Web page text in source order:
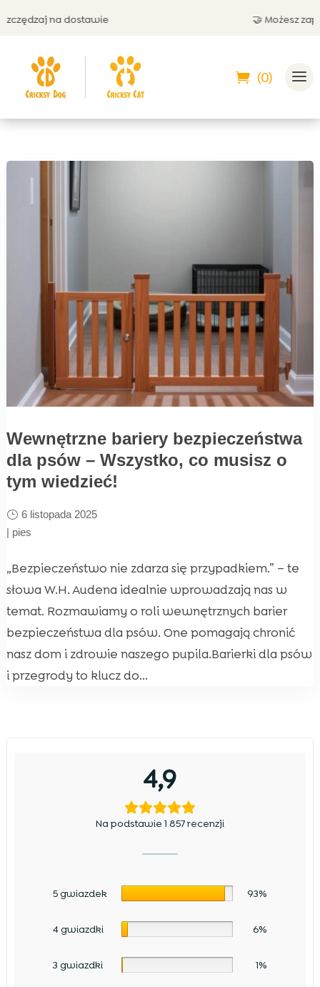
na dostawie 🤝 Możesz
(0)
Wewnętrzne bariery bezpieczeństwa
dla psów – Wszystko, co musisz o
tym wiedzieć!
6 listopada 2025
| pies
„Bezpieczeństwo nie zdarza się przypadkiem.” – te
słowa W.H. Audena idealnie wprowadzają nas w
temat. Rozmawiamy o roli wewnętrznych barier
bezpieczeństwa dla psów. One pomagają chronić
nasz dom i zdrowie naszego pupila.Barierki dla psów
i przegrody to klucz do...
4,9
Na podstawie 1 857 recenzji
5 gwiazdek 93%
4 gwiazdki 6%
3 gwiazdki 1%